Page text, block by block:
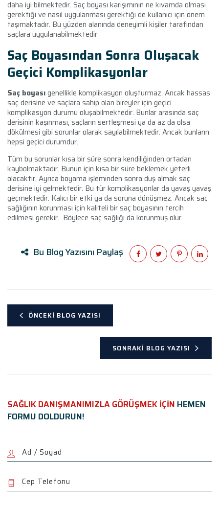
daha iyi bilmektedir. Saç boyası karışımının ne kıvamda olması
gerektiği ve nasıl uygulanması gerektiği de kullanıcı için önem
taşımaktadır. Bu yüzden alanında deneyimli kişiler tarafından
saçlara uygulanabilmektedir
Saç Boyasından Sonra Oluşacak
Geçici Komplikasyonlar
Saç boyasıgenellikle komplikasyon oluşturmaz. Ancak hassas
saç derisine ve saçlara sahip olan bireyler için geçici
komplikasyon durumu oluşabilmektedir. Bunlar arasında saç
derisinin kaşınması, saçların sertleşmesi ya da az da olsa
dökülmesi gibi sorunlar olarak sayılabilmektedir. Ancak bunların
hepsi geçici durumdur.
Tüm bu sorunlar kısa bir süre sonra kendiliğinden ortadan
kaybolmaktadır. Bunun için kısa bir süre beklemek yeterli
olacaktır. Ayrıca boyama işleminden sonra duş almak saç
derisine iyi gelmektedir. Bu tür komplikasyonlar da yavaş yavaş
geçmektedir. Kalıcı bir etki ya da soruna dönüşmez. Ancak saç
sağlığının korunması için kaliteli bir saç boyasının tercih
edilmesi gerekir. Böylece saç sağlığı da korunmuş olur.
Bu Blog Yazısını Paylaş
ÖNCEKI BLOG YAZISI
SONRAKI BLOG YAZISI
SAĞLIK DANIŞMANIMIZLA GÖRÜŞMEK İÇİN HEMEN
FORMU DOLDURUN!